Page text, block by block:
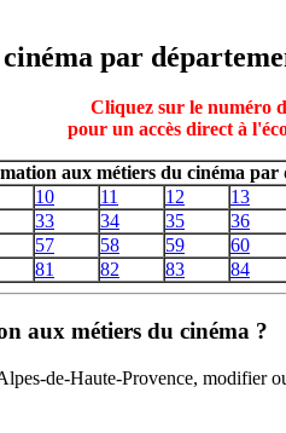
par
Cliquez sur le numéro
pour un accès direct à
aux métiers du cinéma
10 11 12 13
33 34 35 36
57 58 59 60
81 82 83 84
aux métiers du cinéma ?
de-Haute-Provence,